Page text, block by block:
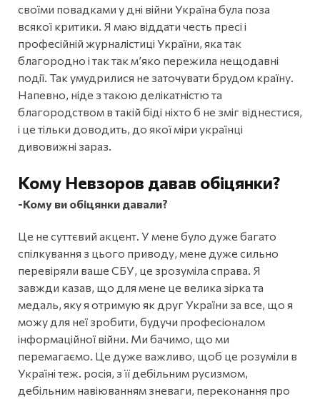
своїми повадками у дні війни Україна була поза
всякої критики. Я маю віддати честь пресі і
професійній журналістиці України, яка так
благородно і так так м’яко пережила нещодавні
події. Так умудрилися не заточувати брудом країну.
Напевно, ніде з такою делікатністю та
благородством в такій біді ніхто б не зміг віднестися,
і це тільки доводить, до якої міри українці
дивовижні зараз.
Кому Невзоров давав обіцянки?
-Кому ви обіцянки давали?
Це не суттєвий акцент. У мене було дуже багато
спілкування з цього приводу, мене дуже сильно
перевіряли ваше СБУ, це зрозуміла справа. Я
завжди казав, що для мене це велика зірка та
медаль, яку я отримую як друг України за все, що я
можу для неї зробити, будучи професіоналом
інформаційної війни. Ми бачимо, що ми
перемагаємо. Це дуже важливо, щоб це розуміли в
Україні теж. росія, з її дебільним русизмом,
дебільним навіюванням зневаги, переконання про